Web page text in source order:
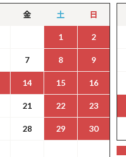
金 土 日
1 2
7 8 9
14 15 16
21 22 23
28 29 30